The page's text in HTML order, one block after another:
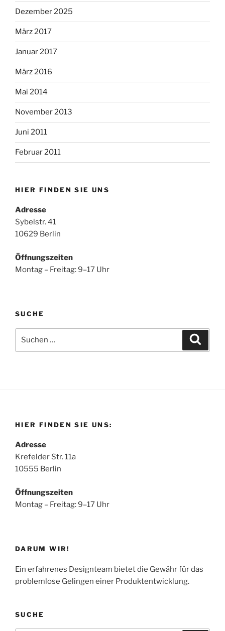
Dezember 2025
März 2017
Januar 2017
März 2016
Mai 2014
November 2013
Juni 2011
Februar 2011
HIER FINDEN SIE UNS
Adresse
Sybelstr. 41
10629 Berlin
Öffnungszeiten
Montag – Freitag: 9–17 Uhr
SUCHE
nach:
HIER FINDEN SIE UNS:
Adresse
Krefelder Str. 11a
10555 Berlin
Öffnungszeiten
Montag – Freitag: 9–17 Uhr
DARUM WIR!
Ein erfahrenes Designteam bietet die Gewähr für das
problemlose Gelingen einer Produktentwicklung.
SUCHE